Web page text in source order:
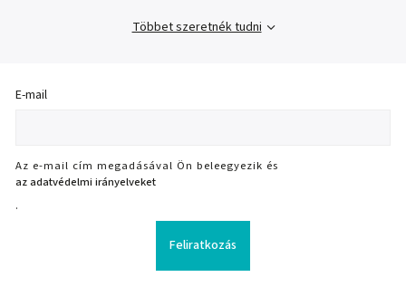
Többet szeretnék tudni
E-mail
Az e-mail cím megadásával Ön beleegyezik és
az adatvédelmi irányelveket
.
Feliratkozás